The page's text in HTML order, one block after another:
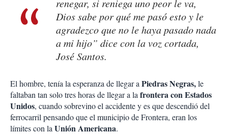
renegar, si reniega uno peor le va,
Dios sabe por qué me pasó esto y le
agradezco que no le haya pasado nada
a mi hijo” dice con la voz cortada,
José Santos.
El hombre, tenía la esperanza de llegar aPiedras Negras,le
faltaban tan solo tres horas de llegar a lafrontera con Estados
Unidos, cuando sobrevino el accidente y es que descendió del
ferrocarril pensando que el municipio de Frontera, eran los
límites con laUnión Americana.